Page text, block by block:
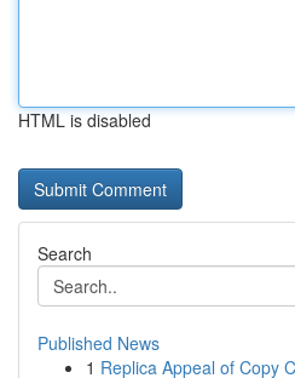
HTML is disabled
Search
Published News
1 Replica Appeal of Copy